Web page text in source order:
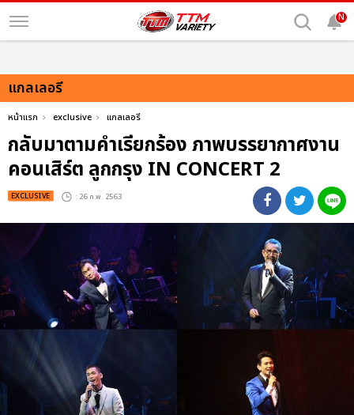
N
แกลเลอรี
หน้าแรก exclusive แกลเลอรี
กลับมาตามคำเรียกร้อง ภาพบรรยากาศงาน
คอนเสิร์ต ลูกกรุง IN CONCERT 2
EXCLUSIVE : 26 ก.พ. 2563